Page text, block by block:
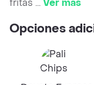
fritas ...Ver más
Opciones